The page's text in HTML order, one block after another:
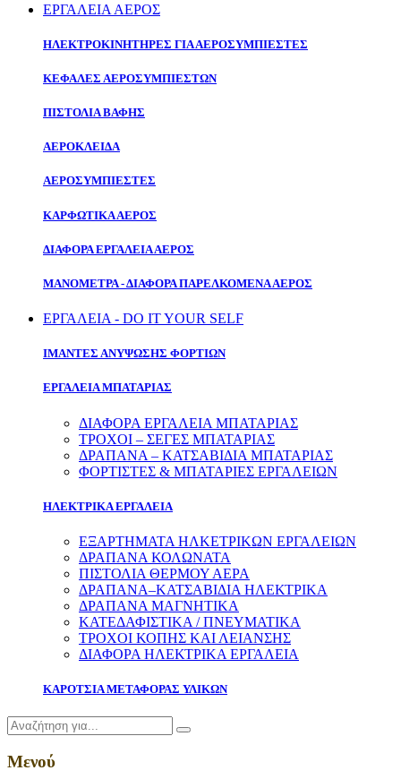
ΕΡΓΑΛΕΙΑ ΑΕΡΟΣ
ΗΛΕΚΤΡΟΚΙΝΗΤΗΡΕΣ ΓΙΑ ΑΕΡΟΣΥΜΠΙΕΣΤΕΣ
ΚΕΦΑΛΕΣ ΑΕΡΟΣΥΜΠΙΕΣΤΩΝ
ΠΙΣΤΟΛΙΑ ΒΑΦΗΣ
ΑΕΡΟΚΛΕΙΔΑ
ΑΕΡΟΣΥΜΠΙΕΣΤΕΣ
ΚΑΡΦΩΤΙΚΑ ΑΕΡΟΣ
ΔΙΑΦΟΡΑ ΕΡΓΑΛΕΙΑ ΑΕΡΟΣ
ΜΑΝΟΜΕΤΡΑ - ΔΙΑΦΟΡΑ ΠΑΡΕΛΚΟΜΕΝΑ ΑΕΡΟΣ
ΕΡΓΑΛΕΙΑ - DO IT YOUR SELF
ΙΜΑΝΤΕΣ ΑΝΥΨΩΣΗΣ ΦΟΡΤΙΩΝ
ΕΡΓΑΛΕΙΑ ΜΠΑΤΑΡΙΑΣ
ΔΙΑΦΟΡΑ ΕΡΓΑΛΕΙΑ ΜΠΑΤΑΡΙΑΣ
ΤΡΟΧΟΙ – ΣΕΓΕΣ ΜΠΑΤΑΡΙΑΣ
ΔΡΑΠΑΝΑ – ΚΑΤΣΑΒΙΔΙΑ ΜΠΑΤΑΡΙΑΣ
ΦΟΡΤΙΣΤΕΣ & ΜΠΑΤΑΡΙΕΣ ΕΡΓΑΛΕΙΩΝ
ΗΛΕΚΤΡΙΚΑ ΕΡΓΑΛΕΙΑ
ΕΞΑΡΤΗΜΑΤΑ ΗΛΚΕΤΡΙΚΩΝ ΕΡΓΑΛΕΙΩΝ
ΔΡΑΠΑΝΑ ΚΟΛΩΝΑΤΑ
ΠΙΣΤΟΛΙΑ ΘΕΡΜΟΥ ΑΕΡΑ
ΔΡΑΠΑΝΑ–ΚΑΤΣΑΒΙΔΙΑ ΗΛΕΚΤΡΙΚΑ
ΔΡΑΠΑΝΑ ΜΑΓΝΗΤΙΚΑ
ΚΑΤΕΔΑΦΙΣΤΙΚΑ / ΠΝΕΥΜΑΤΙΚΑ
ΤΡΟΧΟΙ ΚΟΠΗΣ ΚΑΙ ΛΕΙΑΝΣΗΣ
ΔΙΑΦΟΡΑ ΗΛΕΚΤΡΙΚΑ ΕΡΓΑΛΕΙΑ
ΚΑΡΟΤΣΙΑ ΜΕΤΑΦΟΡΑΣ ΥΛΙΚΩΝ
Μενού